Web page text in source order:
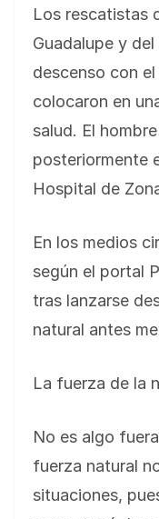
Los rescatistas
Guadalupe y
descenso con
colocaron en
salud. El
posteriormente
Hospital de
En los medios
según el portal
tras lanzarse
natural antes
La fuerza de la
No es algo
fuerza natural
situaciones,